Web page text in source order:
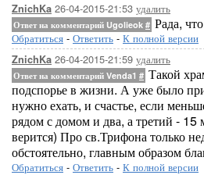
ZnichKa 26-04-2015-21:53 удалить
Ответ на комментарий Ugolieok # Рада,
Обратиться - Ответить - К полной версии
ZnichKa 26-04-2015-21:59 удалить
Ответ на комментарий Venda1 # Такой
подспорье в жизни. А уже было
нужно ехать, и счастье, если
рядом с домом и два, а третий -
верится) Про св.Трифона только
обстоятельно, главным образом
Обратиться - Ответить - К полной версии